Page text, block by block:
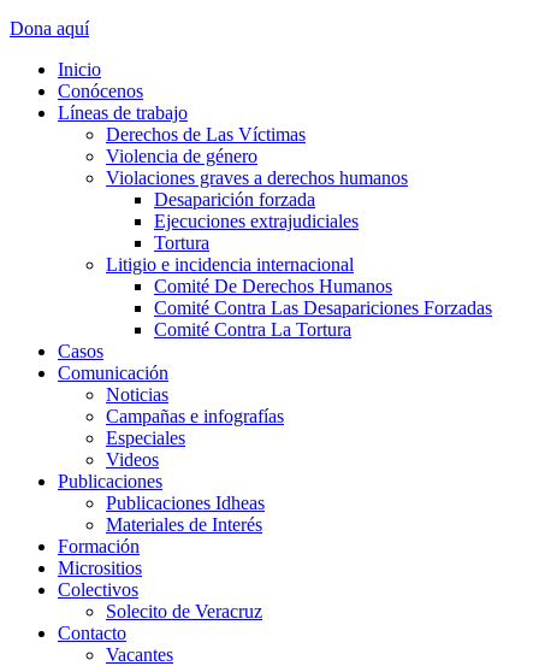
Dona aquí
Inicio
Conócenos
Líneas de trabajo
Derechos de Las Víctimas
Violencia de género
Violaciones graves a derechos humanos
Desaparición forzada​
Ejecuciones extrajudiciales
Tortura
Litigio e incidencia internacional
Comité De Derechos Humanos​
Comité Contra Las Desapariciones Forzadas
Comité Contra La Tortura​
Casos
Comunicación
Noticias
Campañas e infografías
Especiales
Videos
Publicaciones
Publicaciones Idheas
Materiales de Interés
Formación
Micrositios
Colectivos
Solecito de Veracruz
Contacto
Vacantes